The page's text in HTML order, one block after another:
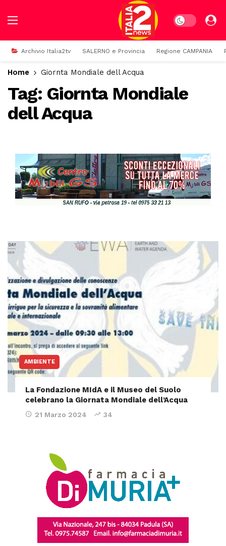
Dark mode
Archivio Italia2tv SALERNO e Provincia Regione CAMPANIA
Home Giornta Mondiale dell Acqua
Tag: Giornta Mondiale
dell Acqua
AMBIENTE
La Fondazione MIdA e il Museo del Suolo
celebrano la Giornata Mondiale dell’Acqua
21 Marzo 2024 34